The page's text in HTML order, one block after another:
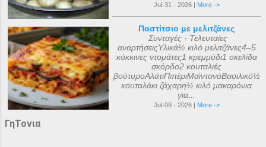
Jul-31 - 2026 | More ->
Παστίτσιο με μελιτζάνες
Συνταγές - Τελευταίες
αναρτήσειςΥλικά½ κιλό μελιτζάνες4–5
κόκκινες ντομάτες1 κρεμμύδι1 σκελίδα
σκόρδο2 κουταλιές
βούτυροΑλάτιΠιπέριΜαϊντανόΒασιλικό½
κουταλάκι ζάχαρη½ κιλό μακαρόνια
για...
Jul-09 - 2026 | More ->
ΓηΤονια